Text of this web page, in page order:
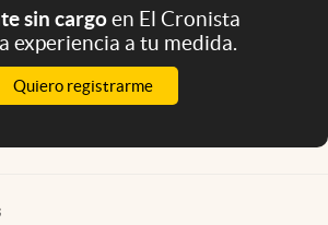
sin cargoen El Cronista
experiencia a tu medida.
Quiero registrarme